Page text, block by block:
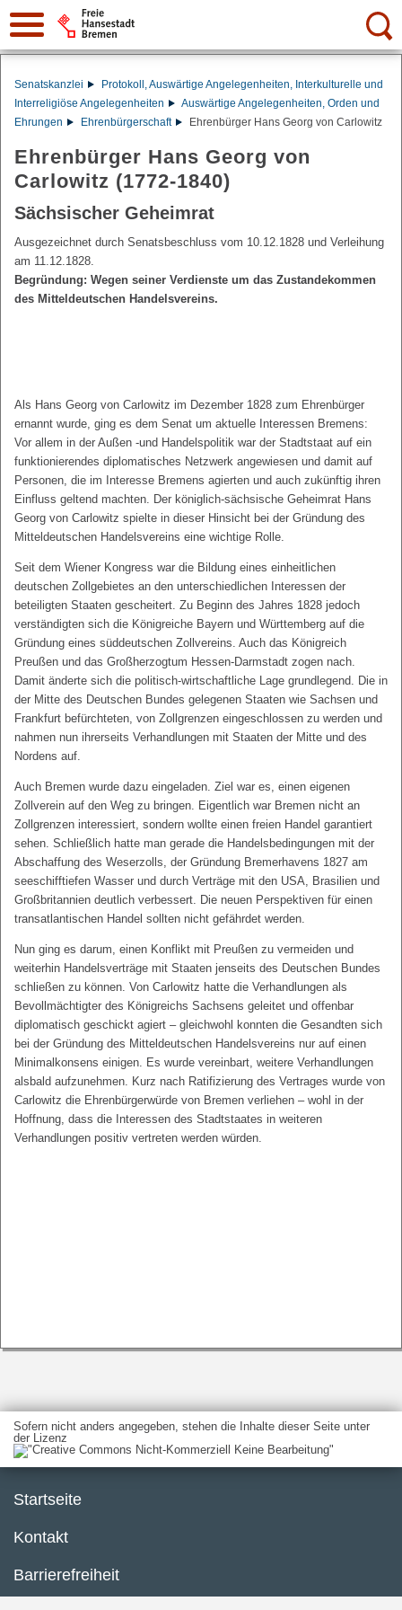
Suche:
Senatskanzlei
Protokoll, Auswärtige Angelegenheiten, Interkulturelle und
Interreligiöse Angelegenheiten
Auswärtige Angelegenheiten, Orden und
Ehrungen
Ehrenbürgerschaft Ehrenbürger Hans Georg von Carlowitz
Ehrenbürger Hans Georg von
Carlowitz (1772-1840)
Sächsischer Geheimrat
Ausgezeichnet durch Senatsbeschluss vom 10.12.1828 und Verleihung
am 11.12.1828.
Begründung: Wegen seiner Verdienste um das Zustandekommen
des Mitteldeutschen Handelsvereins.
Als Hans Georg von Carlowitz im Dezember 1828 zum Ehrenbürger
ernannt wurde, ging es dem Senat um aktuelle Interessen Bremens:
Vor allem in der Außen -und Handelspolitik war der Stadtstaat auf ein
funktionierendes diplomatisches Netzwerk angewiesen und damit auf
Personen, die im Interesse Bremens agierten und auch zukünftig ihren
Einfluss geltend machten. Der königlich-sächsische Geheimrat Hans
Georg von Carlowitz spielte in dieser Hinsicht bei der Gründung des
Mitteldeutschen Handelsvereins eine wichtige Rolle.
Seit dem Wiener Kongress war die Bildung eines einheitlichen
deutschen Zollgebietes an den unterschiedlichen Interessen der
beteiligten Staaten gescheitert. Zu Beginn des Jahres 1828 jedoch
verständigten sich die Königreiche Bayern und Württemberg auf die
Gründung eines süddeutschen Zollvereins. Auch das Königreich
Preußen und das Großherzogtum Hessen-Darmstadt zogen nach.
Damit änderte sich die politisch-wirtschaftliche Lage grundlegend. Die in
der Mitte des Deutschen Bundes gelegenen Staaten wie Sachsen und
Frankfurt befürchteten, von Zollgrenzen eingeschlossen zu werden und
nahmen nun ihrerseits Verhandlungen mit Staaten der Mitte und des
Nordens auf.
Auch Bremen wurde dazu eingeladen. Ziel war es, einen eigenen
Zollverein auf den Weg zu bringen. Eigentlich war Bremen nicht an
Zollgrenzen interessiert, sondern wollte einen freien Handel garantiert
sehen. Schließlich hatte man gerade die Handelsbedingungen mit der
Abschaffung des Weserzolls, der Gründung Bremerhavens 1827 am
seeschifftiefen Wasser und durch Verträge mit den USA, Brasilien und
Großbritannien deutlich verbessert. Die neuen Perspektiven für einen
transatlantischen Handel sollten nicht gefährdet werden.
Nun ging es darum, einen Konflikt mit Preußen zu vermeiden und
weiterhin Handelsverträge mit Staaten jenseits des Deutschen Bundes
schließen zu können. Von Carlowitz hatte die Verhandlungen als
Bevollmächtigter des Königreichs Sachsens geleitet und offenbar
diplomatisch geschickt agiert – gleichwohl konnten die Gesandten sich
bei der Gründung des Mitteldeutschen Handelsvereins nur auf einen
Minimalkonsens einigen. Es wurde vereinbart, weitere Verhandlungen
alsbald aufzunehmen. Kurz nach Ratifizierung des Vertrages wurde von
Carlowitz die Ehrenbürgerwürde von Bremen verliehen – wohl in der
Hoffnung, dass die Interessen des Stadtstaates in weiteren
Verhandlungen positiv vertreten werden würden.
Sofern nicht anders angegeben, stehen die Inhalte dieser Seite unter
der Lizenz
Startseite
Kontakt
Barrierefreiheit